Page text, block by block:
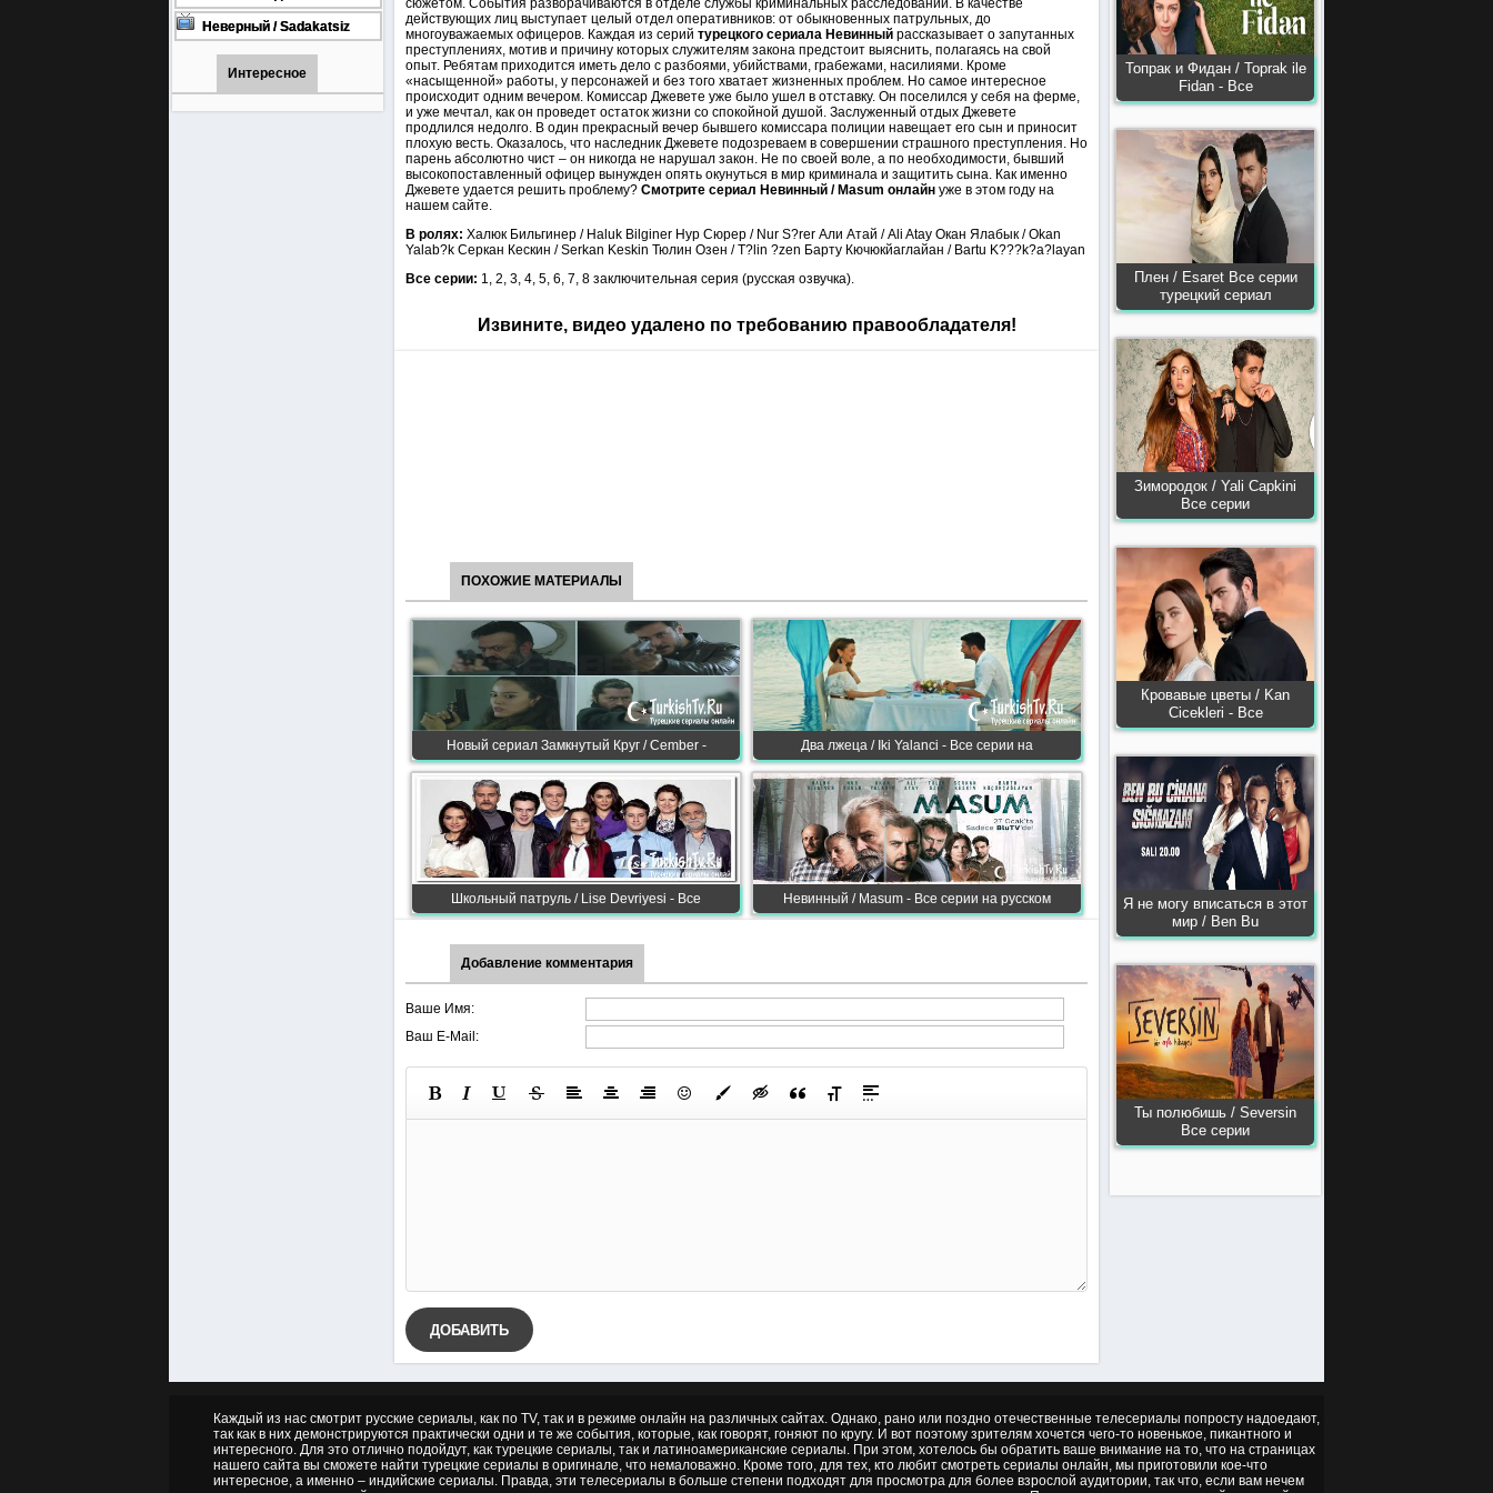
онлайн бесплатно
1001 (Турецкий сериал Все
серии) 1-90 серия
Неверный / Sadakatsiz
Все серии турецкий сериал
смотреть онлайн на
русском языке
Интересное
Топрак и Фидан / Toprak ile
Fidan - Все
Плен / Esaret Все серии
турецкий сериал
Зимородок / Yali Capkini
Все серии
Кровавые цветы / Kan
Сiсekleri - Все
Я не могу вписаться в этот
мир / Ben Bu
Ты полюбишь / Seversin
Все серии
сюжетом. События разворачиваются в отделе службы криминальных расследований. В качестве
действующих лиц выступает целый отдел оперативников: от обыкновенных патрульных, до
многоуважаемых офицеров. Каждая из серий турецкого сериала Невинный рассказывает о запутанных
преступлениях, мотив и причину которых служителям закона предстоит выяснить, полагаясь на свой
опыт. Ребятам приходится иметь дело с разбоями, убийствами, грабежами, насилиями. Кроме
«насыщенной» работы, у персонажей и без того хватает жизненных проблем. Но самое интересное
происходит одним вечером. Комиссар Джевете уже было ушел в отставку. Он поселился у себя на ферме,
и уже мечтал, как он проведет остаток жизни со спокойной душой. Заслуженный отдых Джевете
продлился недолго. В один прекрасный вечер бывшего комиссара полиции навещает его сын и приносит
плохую весть. Оказалось, что наследник Джевете подозреваем в совершении страшного преступления. Но
парень абсолютно чист – он никогда не нарушал закон. Не по своей воле, а по необходимости, бывший
высокопоставленный офицер вынужден опять окунуться в мир криминала и защитить сына. Как именно
Джевете удается решить проблему? Смотрите сериал Невинный / Masum онлайн уже в этом году на
нашем сайте.
В ролях: Халюк Бильгинер / Haluk Bilginer Нур Сюрер / Nur S?rer Али Атай / Ali Atay Окан Ялабык / Okan
Yalab?k Серкан Кескин / Serkan Keskin Тюлин Озен / T?lin ?zen Барту Кючюкйаглайан / Bartu K???k?a?layan
Все серии: 1, 2, 3, 4, 5, 6, 7, 8 заключительная серия (русская озвучка).
Извините, видео удалено по требованию правообладателя!
ПОХОЖИЕ МАТЕРИАЛЫ
Новый сериал Замкнутый Круг / Cember - Два лжеца / Iki Yalanci - Все серии на
Школьный патруль / Lise Devriyesi - Все Невинный / Masum - Все серии на русском
Добавление комментария
Ваше Имя:
Ваш E-Mail:
ДОБАВИТЬ
Каждый из нас смотрит русские сериалы, как по TV, так и в режиме онлайн на различных сайтах. Однако, рано или поздно отечественные телесериалы попросту надоедают,
так как в них демонстрируются практически одни и те же события, которые, как говорят, гоняют по кругу. И вот поэтому зрителям хочется чего-то новенькое, пикантного и
интересного. Для это отлично подойдут, как турецкие сериалы, так и латиноамериканские сериалы. При этом, хотелось бы обратить ваше внимание на то, что на страницах
нашего сайта вы сможете найти турецкие сериалы в оригинале, что немаловажно. Кроме того, для тех, кто любит смотреть сериалы онлайн, мы приготовили кое-что
интересное, а именно – индийские сериалы. Правда, эти телесериалы в больше степени подходят для просмотра для более взрослой аудитории, так что, если вам нечем